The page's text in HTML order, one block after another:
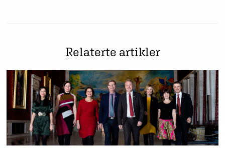
Relaterte artikler